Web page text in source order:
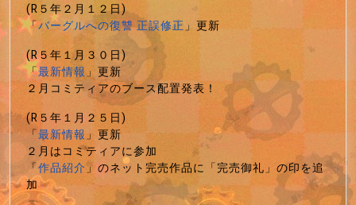
(R５年２月１２日)
「バーグルへの復讐 正誤修正」更新
(R５年１月３０日)
「最新情報」更新
２月コミティアのブース配置発表！
(R５年１月２５日)
「最新情報」更新
２月はコミティアに参加
「作品紹介」のネット完売作品に「完売御礼」の印を追
加